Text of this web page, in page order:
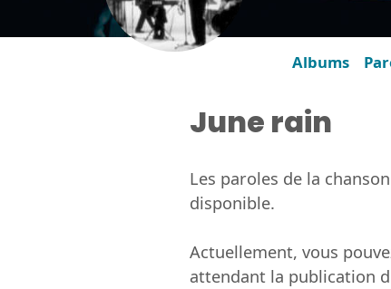
Albums
June rain
Les paroles de la chanson
disponible.
Actuellement, vous
attendant la publication